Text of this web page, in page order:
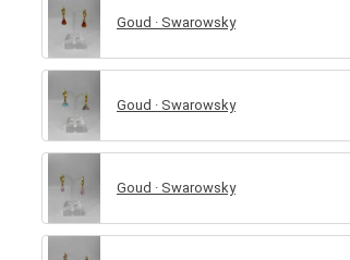
Goud · Swarowsky
Goud · Swarowsky
Goud · Swarowsky